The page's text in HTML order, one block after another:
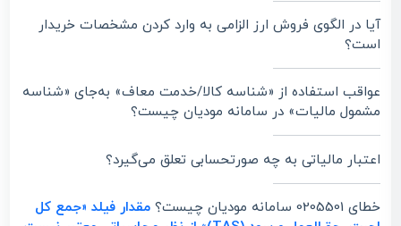
آیا در الگوی فروش ارز الزامی به وارد کردن مشخصات خریدار
است؟
عواقب استفاده از «شناسه کالا/خدمت معاف» به‌جای «شناسه
مشمول مالیات» در سامانه مودیان چیست؟
اعتبار مالیاتی به چه صورتحسابی تعلق می‌گیرد؟
خطای 0205501 سامانه مودیان چیست؟
مقدار فیلد «جمع کل